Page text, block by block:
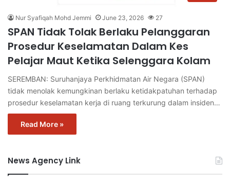
Nur Syafiqah Mohd Jemmi June 23, 2026 27
SPAN Tidak Tolak Berlaku Pelanggaran
Prosedur Keselamatan Dalam Kes
Pelajar Maut Ketika Selenggara Kolam
SEREMBAN: Suruhanjaya Perkhidmatan Air Negara (SPAN)
tidak menolak kemungkinan berlaku ketidakpatuhan terhadap
prosedur keselamatan kerja di ruang terkurung dalam insiden…
Read More »
News Agency Link